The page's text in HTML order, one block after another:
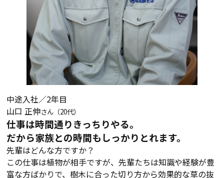
中途入社／2年目
山口 正伸さん（20代）
仕事は時間通りきっちりやる。
だから家族との時間もしっかりとれます。
先輩はどんな方ですか？
この仕事は植物が相手ですが、先輩たちは知識や経験が豊
富な方ばかりで、樹木に合った切り方から効果的な草の抜